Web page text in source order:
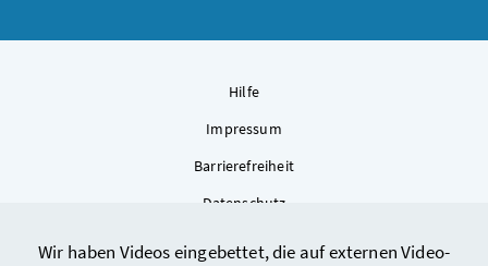
Wir haben Videos eingebettet, die auf externen Video-
Hilfe
Impressum
Barrierefreiheit
Datenschutz